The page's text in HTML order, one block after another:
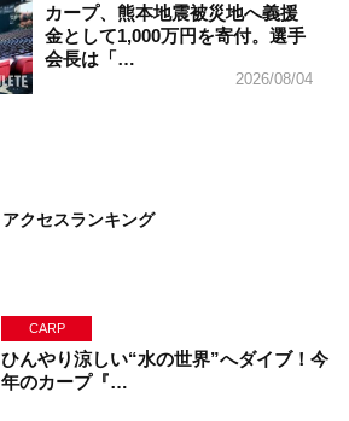
カープ、熊本地震被災地へ義援
金として1,000万円を寄付。選手
会長は「…
2026/08/04
アクセスランキング
CARP
ひんやり涼しい“水の世界”へダイブ！今
年のカープ『…